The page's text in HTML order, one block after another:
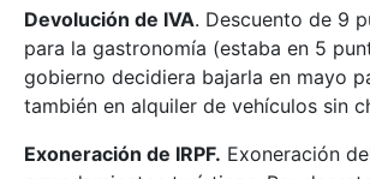
Devolución de IVA. Descuento de 9
para la gastronomía (estaba en 5
gobierno decidiera bajarla en mayo
también en alquiler de vehículos sin
Exoneración de IRPF. Exoneración